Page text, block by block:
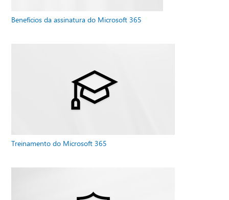
Benefícios da assinatura do Microsoft 365
Treinamento do Microsoft 365